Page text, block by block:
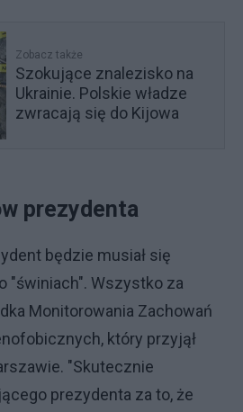
Zobacz także
Szokujące znalezisko na
Ukrainie. Polskie władze
zwracają się do Kijowa
prezydenta
będzie musiał się
"świniach". Wszystko za
Monitorowania Zachowań
który przyjął
"Skutecznie
prezydenta za to, że